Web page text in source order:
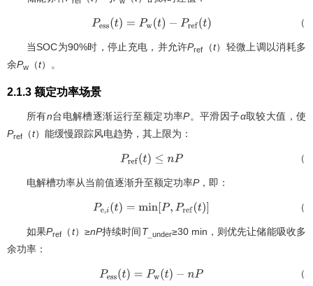
Pe ss( )=Pw(t )−Pref(t) （
当SOC为90%时，停止充电，并允许Pref （t）轻微上调以消耗多
余Pw （t）。
2.1.3 额定功率场景
所有n台电解槽逐渐运行至额定功率P。平滑因子α取较大值，使
Pref （t）能缓慢跟踪风电趋势，其上限为：
Pre f(t )≤nP （
电解槽功率从当前值逐渐升至额定功率P，即：
Pe ,i(t )=min[P,Pref(t)] （
如果Pref （t）≥nP持续时间T under≥30 min，则优先让储能吸收多
余功率：
Pe ss( t)=Pw(t )−nP （